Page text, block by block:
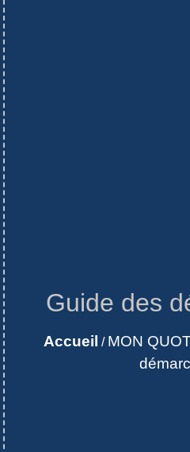
Guide des
Accueil / MON